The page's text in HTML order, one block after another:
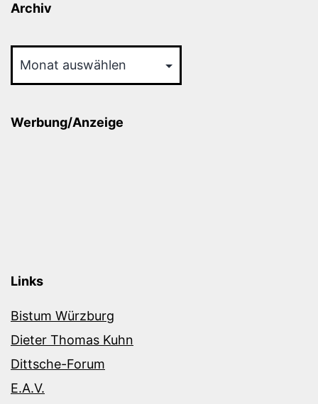
Archiv
Werbung/Anzeige
Links
Bistum Würzburg
Dieter Thomas Kuhn
Dittsche-Forum
E.A.V.